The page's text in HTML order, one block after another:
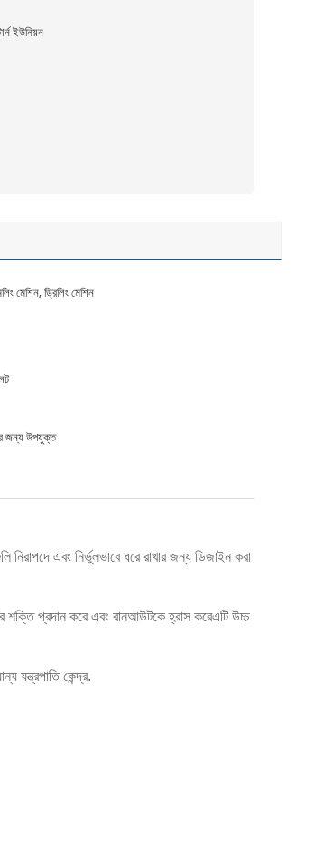
ইউনিয়ন
মেশিন, ড্রিলিং মেশিন
জন্য উপযুক্ত
এবং নির্ভুলভাবে ধরে রাখার জন্য ডিজাইন করা
শক্তি প্রদান করে এবং রানআউটকে হ্রাস করেএটি উচ্চ
যন্ত্রপাতি কেন্দ্র.